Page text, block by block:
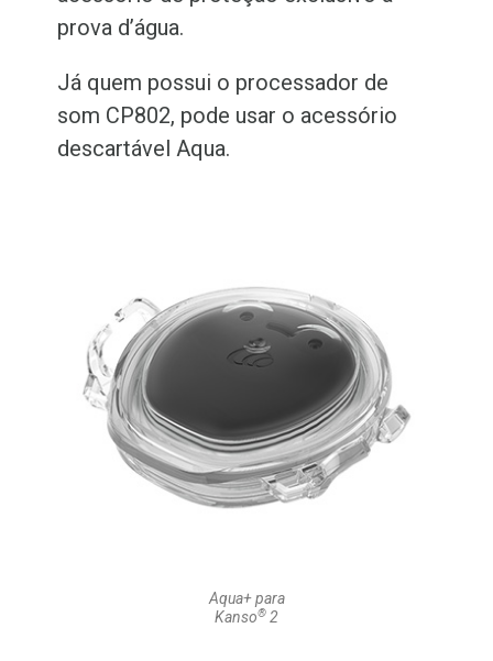
prova d’água.
Já quem possui o processador de
som CP802, pode usar o acessório
descartável Aqua.
Aqua+ para
Kanso® 2